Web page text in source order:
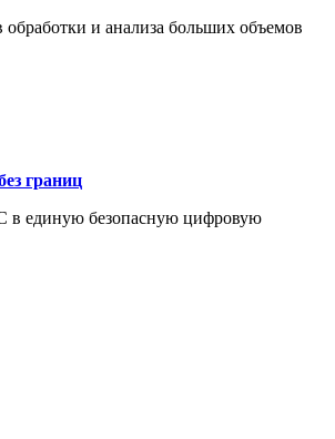
и анализа больших объемов
границ
в единую безопасную цифровую